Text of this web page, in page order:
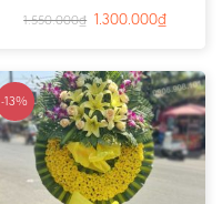
1.550.000₫ 1.300.000₫
-13%